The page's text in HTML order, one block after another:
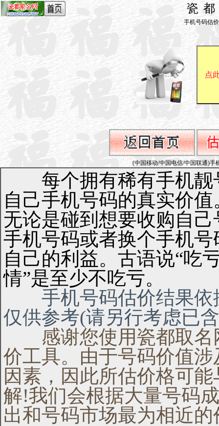
瓷
手机号码估
(中国移动/中国电信/中国联通)
每个拥有稀有手机靓
自己手机号码的真实价
无论是碰到想要收购自
手机号码或者换个手机
自己的利益。古语说“吃
情”是至少不吃亏。
手机号码估价结果依
仅供参考(请另行考虑已
感谢您使用瓷都取名
价工具。由于号码价值
因素，因此所估价格可
解!我们会根据大量号码
出和号码市场最为相近的